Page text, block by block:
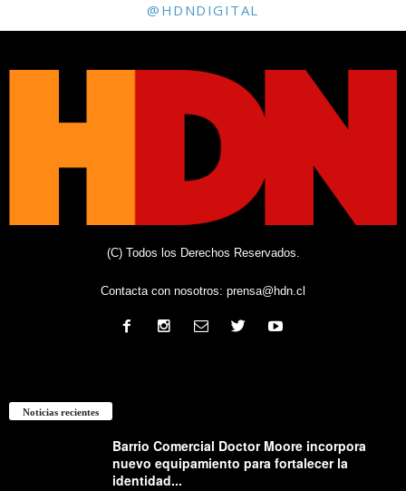
@HDNDIGITAL
(C) Todos los Derechos Reservados.
Contacta con nosotros: prensa@hdn.cl
Noticias recientes
Barrio Comercial Doctor Moore incorpora
nuevo equipamiento para fortalecer la
identidad...